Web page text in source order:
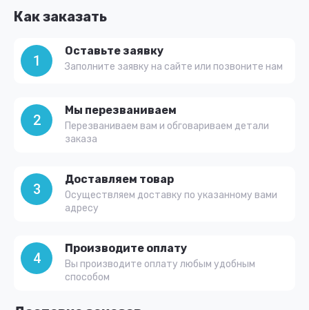
Как заказать
1
Оставьте заявку
Заполните заявку на сайте или позвоните нам
2
Мы перезваниваем
Перезваниваем вам и обговариваем детали
заказа
3
Доставляем товар
Осуществляем доставку по указанному вами
адресу
4
Производите оплату
Вы производите оплату любым удобным
способом